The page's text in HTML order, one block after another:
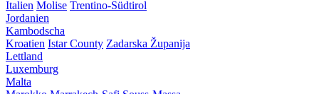
Italien Molise Trentino-Südtirol
Jordanien
Kambodscha
Kroatien Istar County Zadarska Županija
Lettland
Luxemburg
Malta